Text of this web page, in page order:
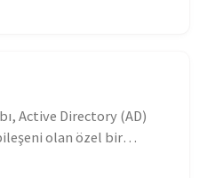
Active Directory (AD)
olan özel bir